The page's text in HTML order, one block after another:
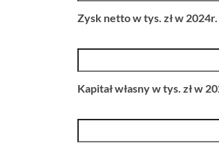
Zysk netto w tys. zł w 2024r.
Kapitał własny w tys. zł w